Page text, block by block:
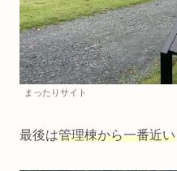
まったりサイト
最後は管理棟から一番近い